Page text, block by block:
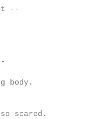
--
body.
scared.